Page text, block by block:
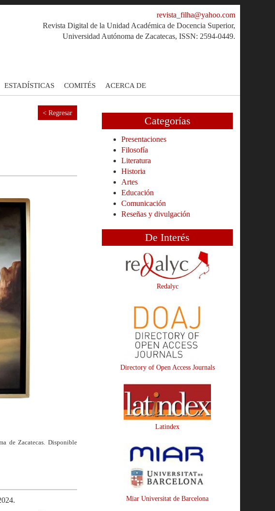
revista_filha@yahoo.com
Revista Digital de la Unidad Académica de Docencia Superior,
Universidad Autónoma de Zacatecas, ISSN: 2594-0449.
ESTADÍSTICAS COMITÉS ACERCA DE
< Regresar
de Zacatecas. Disponible
Categorías
Presentaciones
Filosofía
Literatura
Historia
Artes
Educación
Comunicación
Reseñas y divulgación
De Interés
Redalyc
Directory of Open Access Journals
Latindex
Miar Universitat de Barcelona